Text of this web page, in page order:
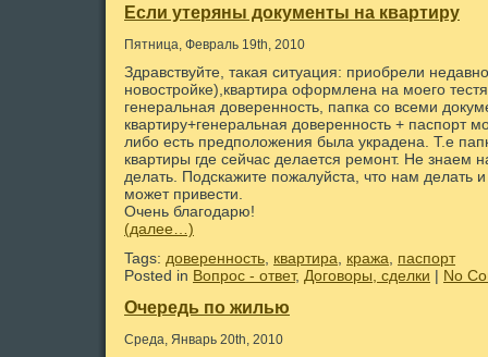
Если утеряны документы на квартиру
Пятница, Февраль 19th, 2010
Здравствуйте, такая ситуация: приобрели
новостройке),квартира оформлена на моего
генеральная доверенность, папка со всеми
квартиру+генеральная доверенность + паспорт
либо есть предположения была украдена. Т.е
квартиры где сейчас делается ремонт. Не знаем
делать. Подскажите пожалуйста, что нам делать
может привести.
Очень благодарю!
(далее…)
Tags: доверенность квартира кража
паспорт
Posted in Вопрос - ответ, Договоры, сделки | No
Очередь по жилью
Среда, Январь 20th, 2010